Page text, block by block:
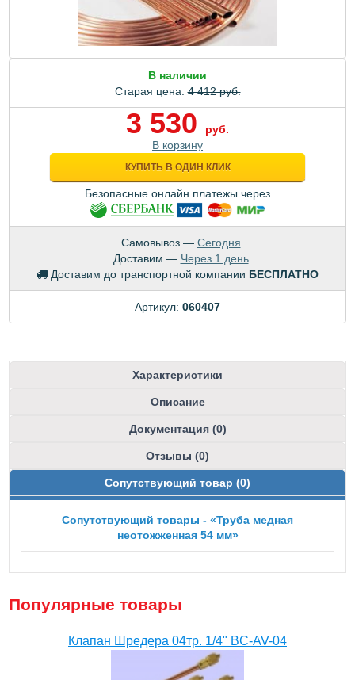
В наличии
Старая цена:4 412 руб.
3 530
руб.
В корзину
КУПИТЬ В ОДИН КЛИК
Безопасные онлайн платежы через
Самовывоз — Сегодня
Доставим — Через 1 день
Доставим до транспортной компании БЕСПЛАТНО
Артикул: 060407
Характеристики
Описание
Документация (0)
Отзывы (0)
Сопутствующий товар (0)
Сопутствующий товары - «Труба медная
неотожженная 54 мм»
Популярные товары
Клапан Шредера 04тр. 1/4" BC-AV-04